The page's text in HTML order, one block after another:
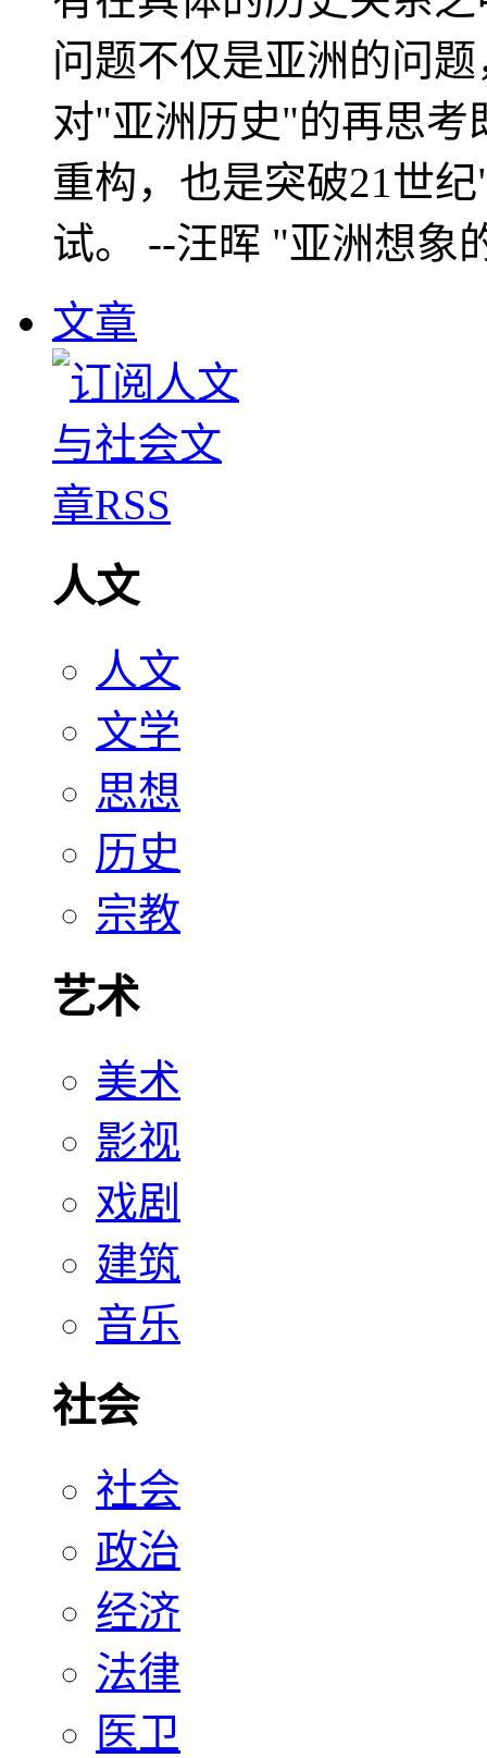
问题不仅是亚洲的问
对"亚洲历史"的再思考
重构，也是突破21世
试。 --汪晖 "亚洲想象
文章
人文
人文
文学
思想
历史
宗教
艺术
美术
影视
戏剧
建筑
音乐
社会
社会
政治
经济
法律
医卫